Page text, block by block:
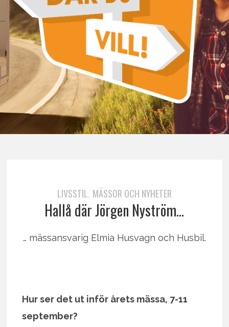
LIVSSTIL, MÄSSOR OCH NYHETER
Hallå där Jörgen Nyström…
… mässansvarig Elmia Husvagn och Husbil.
Hur ser det ut inför årets mässa, 7-11
september?